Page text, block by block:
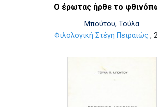
Ο έρωτας ήρθε το
Μπούτου, Τούλα
Φιλολογική Στέγη Πειραιώς ,